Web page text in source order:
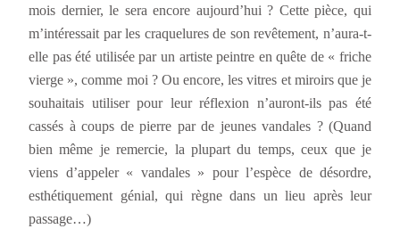
mois dernier, le sera encore aujourd’hui ? Cette pièce, qui
m’intéressait par les craquelures de son revêtement, n’aura-t-
elle pas été utilisée par un artiste peintre en quête de « friche
vierge », comme moi ? Ou encore, les vitres et miroirs que je
souhaitais utiliser pour leur réflexion n’auront-ils pas été
cassés à coups de pierre par de jeunes vandales ? (Quand
bien même je remercie, la plupart du temps, ceux que je
viens d’appeler « vandales » pour l’espèce de désordre,
esthétiquement génial, qui règne dans un lieu après leur
passage…)